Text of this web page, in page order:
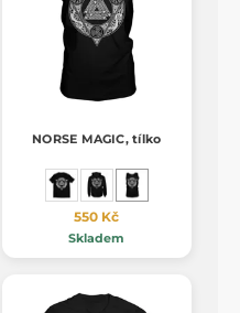
NORSE MAGIC, tílko
550 Kč
Skladem